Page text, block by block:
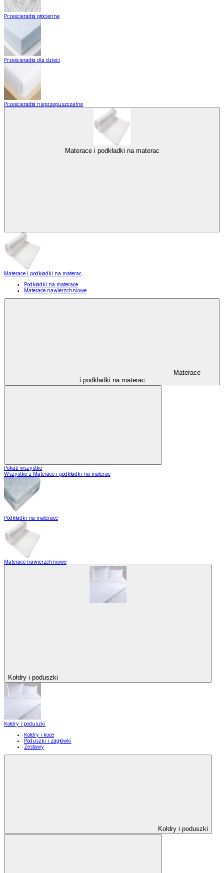
Prześcieradła płócienne
Prześcieradła dla dzieci
Prześcieradła nieprzepuszczalne
Materace i podkładki na materac
Materace i podkładki na materac
Podkładki na materace
Materace nawierzchniowe
Materace
i podkładki na materac
Pokaż wszystko
Wszystko z Materace i podkładki na materac
Podkładki na materace
Materace nawierzchniowe
Kołdry i poduszki
Kołdry i poduszki
Kołdry i koce
Poduszki i zagłówki
Zestawy
Kołdry i poduszki